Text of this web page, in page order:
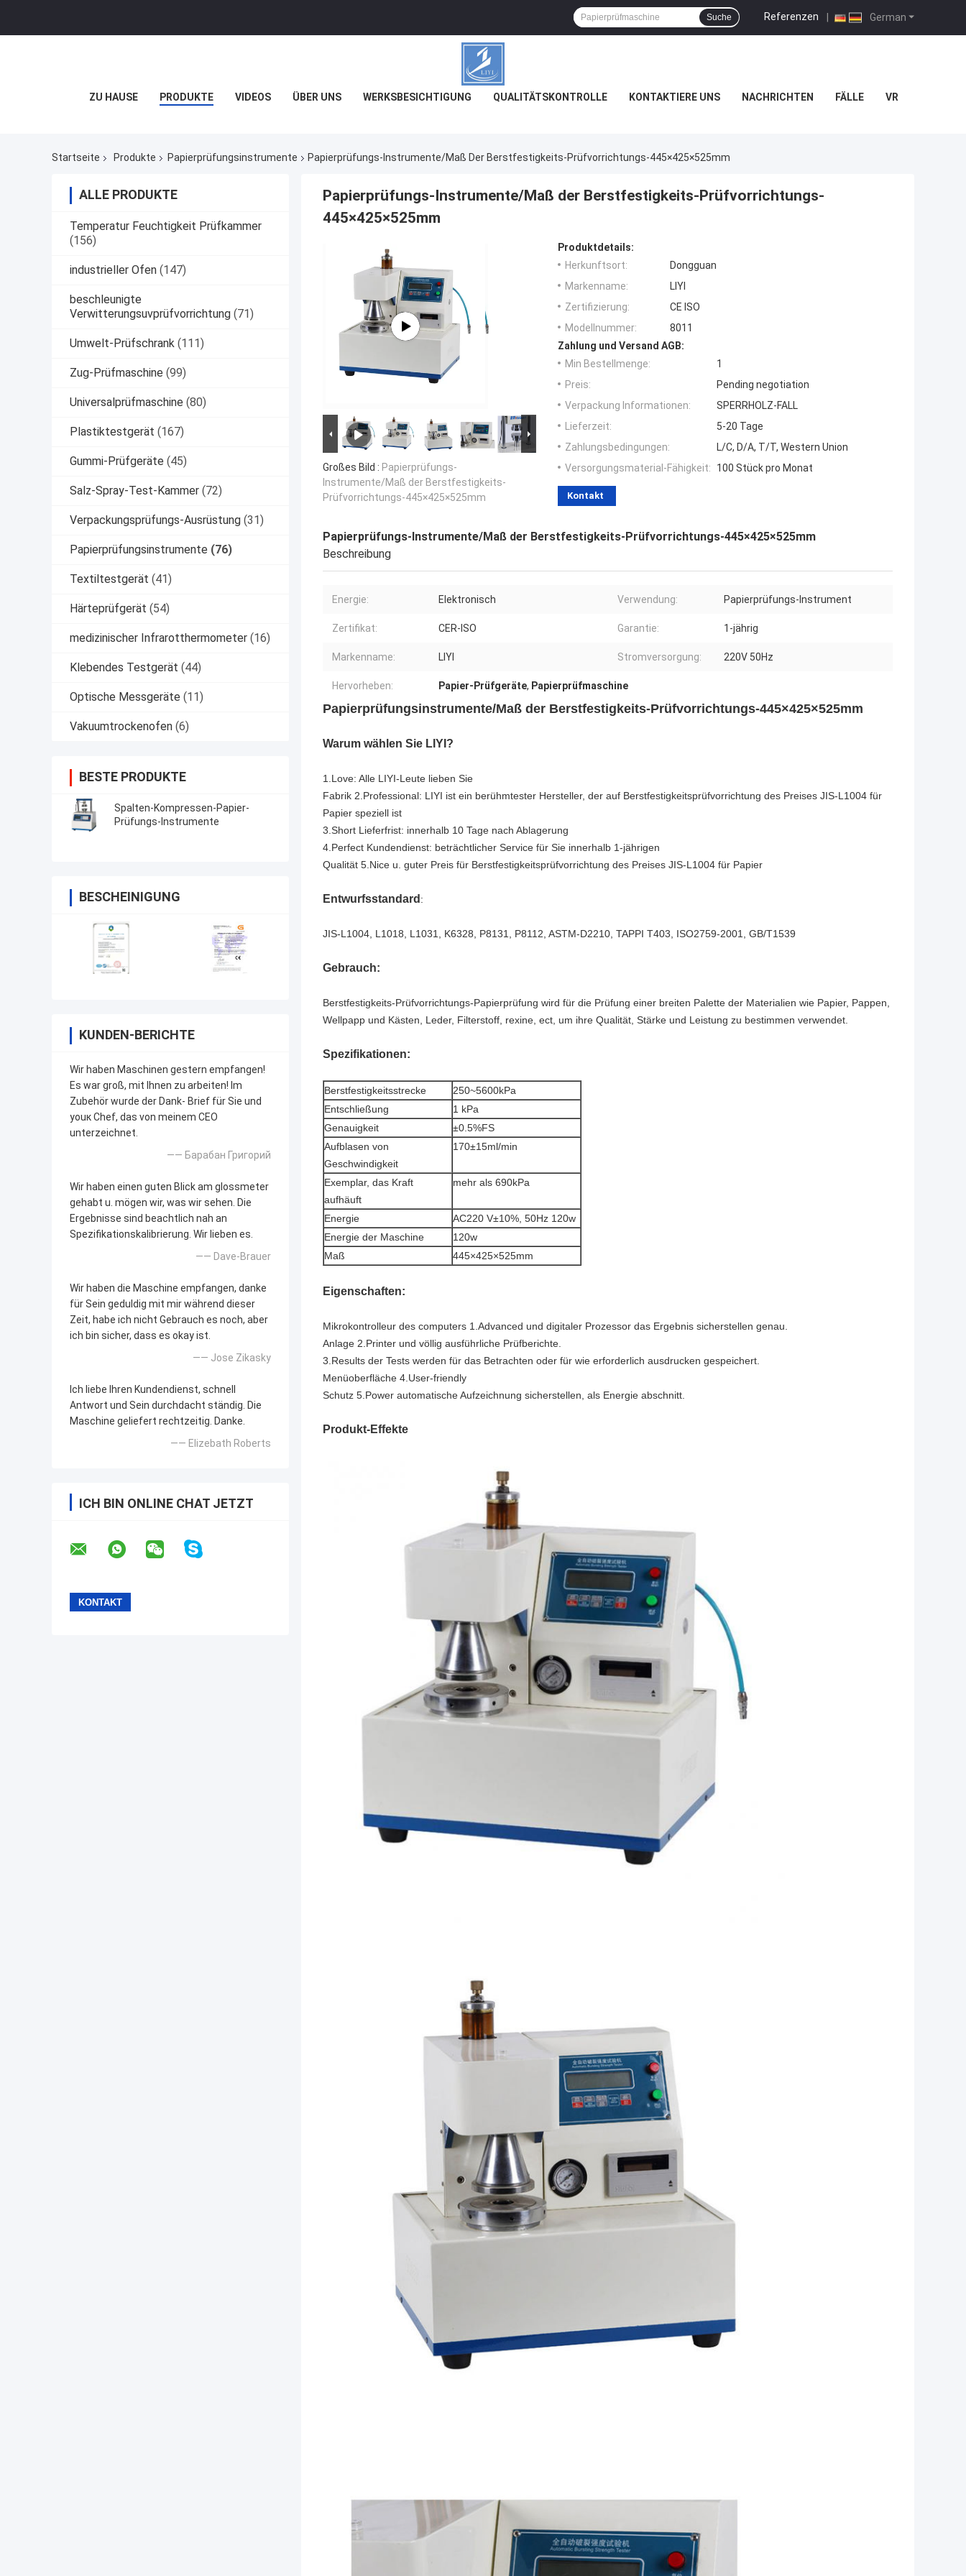
German
Referenzen |
Suche
ZU HAUSE PRODUKTE VIDEOS ÜBER UNS WERKSBESICHTIGUNG QUALITÄTSKONTROLLE KONTAKTIERE UNS NACHRICHTEN FÄLLE VR
Startseite Produkte Papierprüfungsinstrumente Papierprüfungs-Instrumente/Maß Der Berstfestigkeits-Prüfvorrichtungs-445×425×525mm
ALLE PRODUKTE
Temperatur Feuchtigkeit Prüfkammer
(156)
industrieller Ofen (147)
beschleunigte
Verwitterungsuvprüfvorrichtung (71)
Umwelt-Prüfschrank (111)
Zug-Prüfmaschine (99)
Universalprüfmaschine (80)
Plastiktestgerät (167)
Gummi-Prüfgeräte (45)
Salz-Spray-Test-Kammer (72)
Verpackungsprüfungs-Ausrüstung (31)
Papierprüfungsinstrumente (76)
Textiltestgerät (41)
Härteprüfgerät (54)
medizinischer Infrarotthermometer (16)
Klebendes Testgerät (44)
Optische Messgeräte (11)
Vakuumtrockenofen (6)
BESTE PRODUKTE
Spalten-Kompressen-Papier-
Prüfungs-Instrumente
BESCHEINIGUNG
KUNDEN-BERICHTE
Wir haben Maschinen gestern empfangen!
Es war groß, mit Ihnen zu arbeiten! Im
Zubehör wurde der Dank- Brief für Sie und
youк Chef, das von meinem CEO
unterzeichnet.
—— Барабан Григорий
Wir haben einen guten Blick am glossmeter
gehabt u. mögen wir, was wir sehen. Die
Ergebnisse sind beachtlich nah an
Spezifikationskalibrierung. Wir lieben es.
—— Dave-Brauer
Wir haben die Maschine empfangen, danke
für Sein geduldig mit mir während dieser
Zeit, habe ich nicht Gebrauch es noch, aber
ich bin sicher, dass es okay ist.
—— Jose Zikasky
Ich liebe Ihren Kundendienst, schnell
Antwort und Sein durchdacht ständig. Die
Maschine geliefert rechtzeitig. Danke.
—— Elizebath Roberts
ICH BIN ONLINE CHAT JETZT
Papierprüfungs-Instrumente/Maß der Berstfestigkeits-Prüfvorrichtungs-
445×425×525mm
Großes Bild : Papierprüfungs-
Instrumente/Maß der Berstfestigkeits-
Prüfvorrichtungs-445×425×525mm
Produktdetails:
Herkunftsort:
Dongguan
Markenname:
LIYI
Zertifizierung:
CE ISO
Modellnummer:
8011
Zahlung und Versand AGB:
Min Bestellmenge:
1
Preis:
Pending negotiation
Verpackung Informationen:
SPERRHOLZ-FALL
Lieferzeit:
5-20 Tage
Zahlungsbedingungen:
L/C, D/A, T/T, Western Union
Versorgungsmaterial-Fähigkeit:
100 Stück pro Monat
Kontakt
Papierprüfungs-Instrumente/Maß der Berstfestigkeits-Prüfvorrichtungs-445×425×525mm
Beschreibung
Energie: Elektronisch Verwendung: Papierprüfungs-Instrument
Zertifikat: CER-ISO Garantie: 1-jährig
Markenname: LIYI Stromversorgung: 220V 50Hz
Hervorheben: Papier-Prüfgeräte, Papierprüfmaschine
Papierprüfungsinstrumente/Maß der Berstfestigkeits-Prüfvorrichtungs-445×425×525mm
Warum wählen Sie LIYI?
1.Love: Alle LIYI-Leute lieben Sie
Fabrik 2.Professional: LIYI ist ein berühmtester Hersteller, der auf Berstfestigkeitsprüfvorrichtung des Preises JIS-L1004 für
Papier speziell ist
3.Short Lieferfrist: innerhalb 10 Tage nach Ablagerung
4.Perfect Kundendienst: beträchtlicher Service für Sie innerhalb 1-jährigen
Qualität 5.Nice u. guter Preis für Berstfestigkeitsprüfvorrichtung des Preises JIS-L1004 für Papier
Entwurfsstandard :
JIS-L1004, L1018, L1031, K6328, P8131, P8112, ASTM-D2210, TAPPI T403, ISO2759-2001, GB/T1539
Gebrauch:
Berstfestigkeits-Prüfvorrichtungs-Papierprüfung wird für die Prüfung einer breiten Palette der Materialien wie Papier, Pappen,
Wellpapp und Kästen, Leder, Filterstoff, rexine, ect, um ihre Qualität, Stärke und Leistung zu bestimmen verwendet.
Spezifikationen:
Berstfestigkeitsstrecke
250~5600kPa
Entschließung
1 kPa
Genauigkeit
±0.5%FS
Aufblasen von
Geschwindigkeit
170±15ml/min
Exemplar, das Kraft
aufhäuft
mehr als 690kPa
Energie
AC220 V±10%, 50Hz 120w
Energie der Maschine
120w
Maß
445×425×525mm
Eigenschaften:
Mikrokontrolleur des computers 1.Advanced und digitaler Prozessor das Ergebnis sicherstellen genau.
Anlage 2.Printer und völlig ausführliche Prüfberichte.
3.Results der Tests werden für das Betrachten oder für wie erforderlich ausdrucken gespeichert.
Menüoberfläche 4.User-friendly
Schutz 5.Power automatische Aufzeichnung sicherstellen, als Energie abschnitt.
Produkt-Effekte